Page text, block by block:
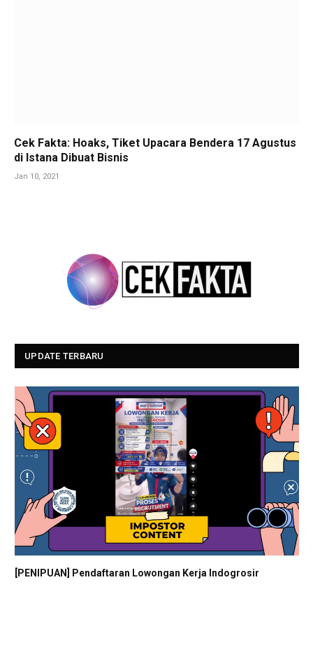
Cek Fakta: Hoaks, Tiket Upacara Bendera 17 Agustus
di Istana Dibuat Bisnis
Jan 10, 2021
UPDATE TERBARU
[PENIPUAN] Pendaftaran Lowongan Kerja Indogrosir